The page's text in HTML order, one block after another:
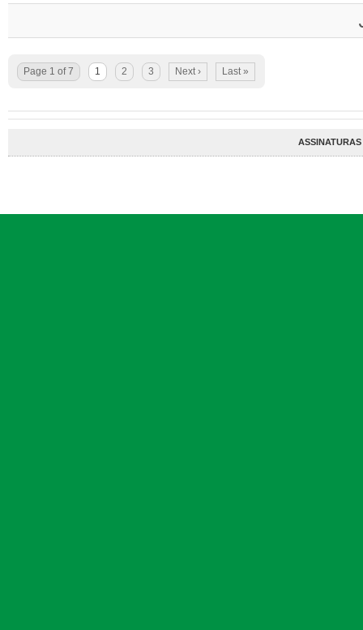
Page 1 of 7 1 2 3 Next › Last »
ASSINATURAS